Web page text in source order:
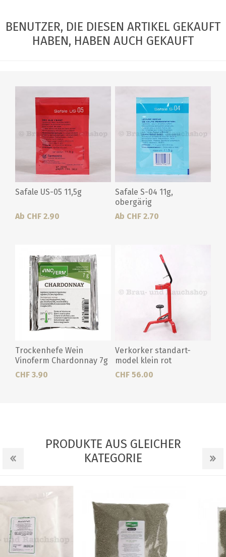
BENUTZER, DIE DIESEN ARTIKEL GEKAUFT
HABEN, HABEN AUCH GEKAUFT
Safale US-05 11,5g
Ab CHF 2.90
Safale S-04 11g,
obergärig
Ab CHF 2.70
Trockenhefe Wein
Vinoferm Chardonnay 7g
CHF 3.90
Verkorker standart-
model klein rot
CHF 56.00
PRODUKTE AUS GLEICHER
KATEGORIE